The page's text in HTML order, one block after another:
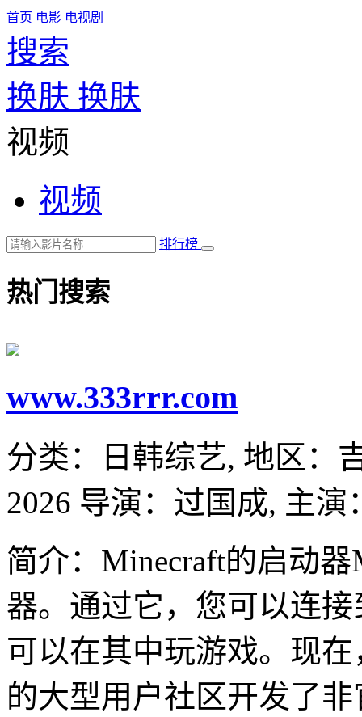
首页 电影 电视剧
搜索
换肤 换肤
视频
视频
排行榜
热门搜索
www.333rrr.com
分类： 日韩综艺, 地区：
2026 导演： 过国成, 主演
简介：Minecraft的启动
器。通过它，您可以连
可以在其中玩游戏。现
的大型用户社区开发了